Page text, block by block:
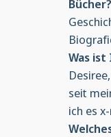
Bücher?
Was ist
seit
ich es